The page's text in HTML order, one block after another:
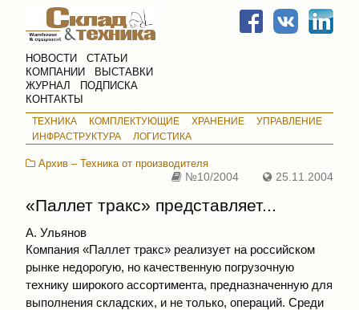
НОВОСТИ
СТАТЬИ
КОМПАНИИ
ВЫСТАВКИ
ЖУРНАЛ
ПОДПИСКА
КОНТАКТЫ
ТЕХНИКА КОМПЛЕКТУЮЩИЕ ХРАНЕНИЕ
УПРАВЛЕНИЕ
ИНФРАСТРУКТУРА
ЛОГИСТИКА
Архив – Техника от производителя
№10/2004
25.11.2004
«Паллет тракс» представляет...
А. Ульянов
Компания «Паллет тракс» реализует на российском
рынке недорогую, но качественную погрузочную
технику широкого ассортимента, предназначенную для
выполнения складских, и не только, операций. Среди